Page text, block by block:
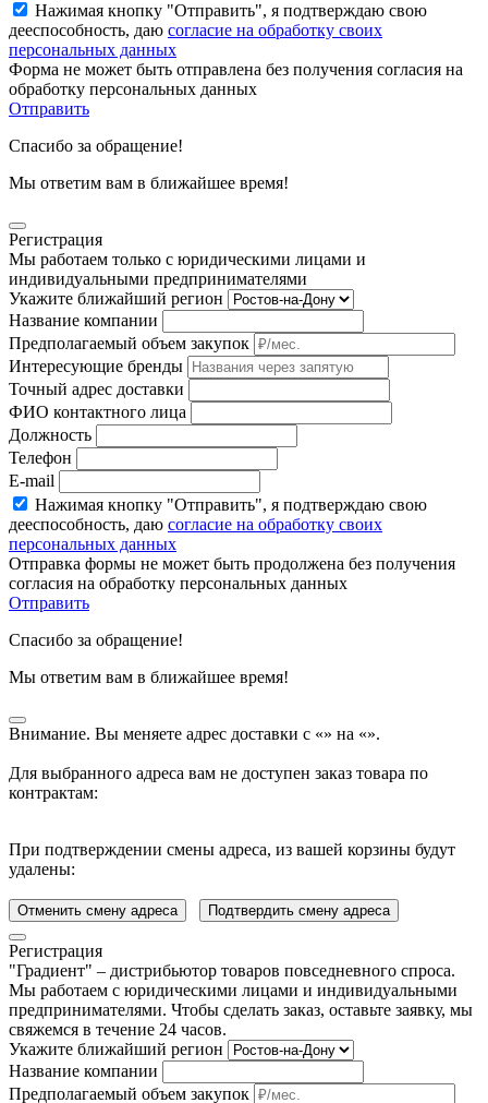
Нажимая кнопку "Отправить", я подтверждаю свою
дееспособность, даю согласие на обработку своих
персональных данных
Форма не может быть отправлена без получения согласия на
обработку персональных данных
Отправить
Спасибо за обращение!
Мы ответим вам в ближайшее время!
Регистрация
Мы работаем только с юридическими лицами и
индивидуальными предпринимателями
Укажите ближайший регион
Название компании
Предполагаемый объем закупок
Интересующие бренды
Точный адрес доставки
ФИО контактного лица
Должность
Телефон
E-mail
Нажимая кнопку "Отправить", я подтверждаю свою
дееспособность, даю согласие на обработку своих
персональных данных
Отправка формы не может быть продолжена без получения
согласия на обработку персональных данных
Отправить
Спасибо за обращение!
Мы ответим вам в ближайшее время!
Внимание. Вы меняете адрес доставки с «» на «».
Для выбранного адреса вам не доступен заказ товара по
контрактам:
При подтверждении смены адреса, из вашей корзины будут
удалены:
Отменить смену адреса Подтвердить смену адреса
Регистрация
"Градиент" – дистрибьютор товаров повседневного спроса.
Мы работаем с юридическими лицами и индивидуальными
предпринимателями. Чтобы сделать заказ, оставьте заявку, мы
свяжемся в течение 24 часов.
Укажите ближайший регион
Название компании
Предполагаемый объем закупок